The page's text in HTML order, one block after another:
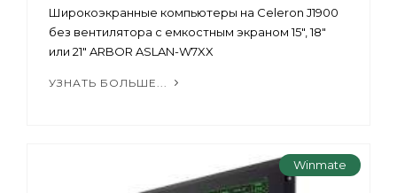
Широкоэкранные компьютеры на Celeron J1900
без вентилятора с емкостным экраном 15", 18"
или 21" ARBOR ASLAN-W7XX
УЗНАТЬ БОЛЬШЕ...
Winmate